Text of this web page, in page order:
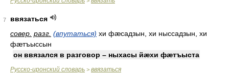
7
ввязаться
совер. разг. (впутаться) хи фæсадзын, хи ныссадзын, хи
фæтъыссын
он ввязался в разговор – ныхасы йæхи фæтъыста
Русско-иронский словарь > ввязаться